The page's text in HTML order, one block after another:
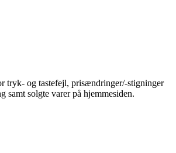
tryk- og tastefejl, prisændringer/-stigninger
samt solgte varer på hjemmesiden.